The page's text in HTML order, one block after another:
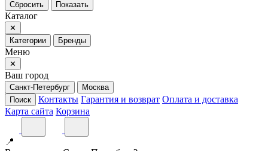
Сбросить
Показать
Каталог
✕
Категории
Бренды
Меню
✕
Ваш город
Санкт-Петербург
Москва
Поиск
Контакты Гарантия и возврат Оплата и доставка
Карта сайта Корзина
📍